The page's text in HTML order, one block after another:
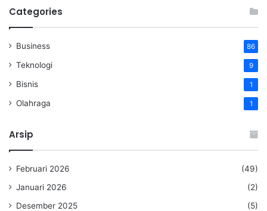
Categories
Business 86
Teknologi 9
Bisnis 1
Olahraga 1
Arsip
Februari 2026
(49)
Januari 2026
(2)
Desember 2025
(5)